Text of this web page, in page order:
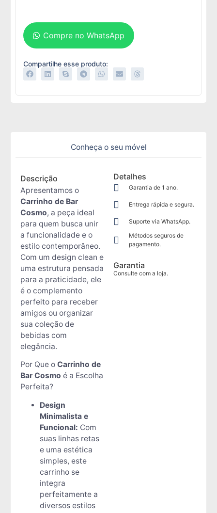
Compre no WhatsApp
Compartilhe esse produto:
Conheça o seu móvel
Descrição
Apresentamos o
Carrinho de Bar
Cosmo, a peça ideal
para quem busca unir
a funcionalidade e o
estilo contemporâneo.
Com um design clean e
uma estrutura pensada
para a praticidade, ele
é o complemento
perfeito para receber
amigos ou organizar
sua coleção de
bebidas com
elegância.
Por Que o Carrinho de
Bar Cosmo é a Escolha
Perfeita?
Design
Minimalista e
Funcional: Com
suas linhas retas
e uma estética
simples, este
carrinho se
integra
perfeitamente a
diversos estilos
Detalhes
Garantia de 1 ano.
Entrega rápida e segura.
Suporte via WhatsApp.
Métodos seguros de
pagamento.
Garantia
Consulte com a loja.